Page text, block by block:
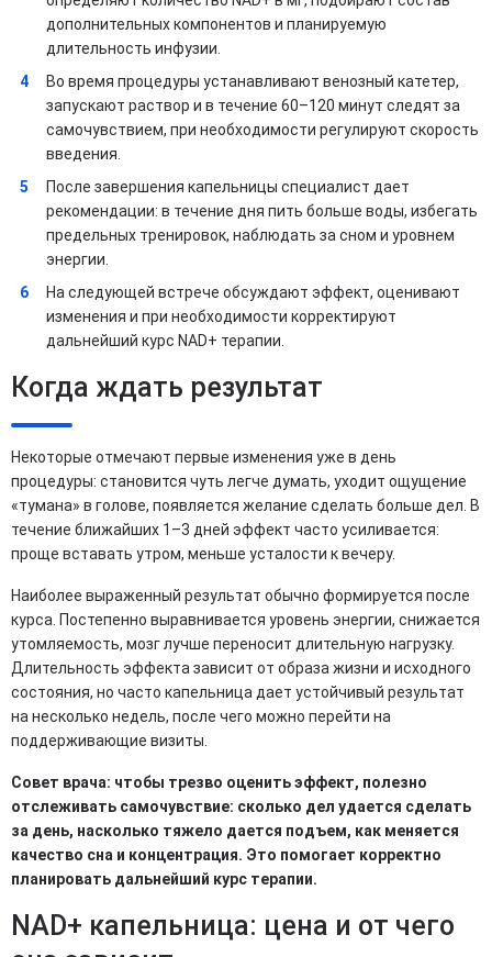
дополнительных компонентов и планируемую
длительность инфузии.
Во время процедуры устанавливают венозный катетер,
запускают раствор и в течение 60–120 минут следят за
самочувствием, при необходимости регулируют скорость
введения.
После завершения капельницы специалист дает
рекомендации: в течение дня пить больше воды, избегать
предельных тренировок, наблюдать за сном и уровнем
энергии.
На следующей встрече обсуждают эффект, оценивают
изменения и при необходимости корректируют
дальнейший курс NAD+ терапии.
Когда ждать результат
Некоторые отмечают первые изменения уже в день
процедуры: становится чуть легче думать, уходит ощущение
«тумана» в голове, появляется желание сделать больше дел. В
течение ближайших 1–3 дней эффект часто усиливается:
проще вставать утром, меньше усталости к вечеру.
Наиболее выраженный результат обычно формируется после
курса. Постепенно выравнивается уровень энергии, снижается
утомляемость, мозг лучше переносит длительную нагрузку.
Длительность эффекта зависит от образа жизни и исходного
состояния, но часто капельница дает устойчивый результат
на несколько недель, после чего можно перейти на
поддерживающие визиты.
Совет врача: чтобы трезво оценить эффект, полезно
отслеживать самочувствие: сколько дел удается сделать
за день, насколько тяжело дается подъем, как меняется
качество сна и концентрация. Это помогает корректно
планировать дальнейший курс терапии.
NAD+ капельница: цена и от чего